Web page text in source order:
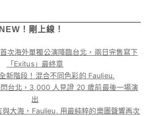
NEW！剛上線！
次海外單獨公演降臨台北，兩日完售寫下
「Exitus」最終章
新階段！混合不同色彩的 Faulieu.
閃台北，3,000 人見證 20 歲前最後一場演
出
與大海，Faulieu. 用最純粹的樂團聲響再次